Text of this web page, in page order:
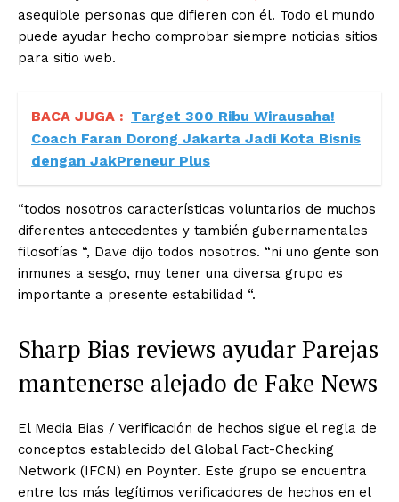
asequible personas que difieren con él. Todo el mundo
puede ayudar hecho comprobar siempre noticias sitios
para sitio web.
BACA JUGA : Target 300 Ribu Wirausaha!
Coach Faran Dorong Jakarta Jadi Kota Bisnis
dengan JakPreneur Plus
“todos nosotros características voluntarios de muchos
diferentes antecedentes y también gubernamentales
filosofías “, Dave dijo todos nosotros. “ni uno gente son
inmunes a sesgo, muy tener una diversa grupo es
importante a presente estabilidad “.
Sharp Bias reviews ayudar Parejas
mantenerse alejado de Fake News
El Media Bias / Verificación de hechos sigue el regla de
conceptos establecido del Global Fact-Checking
Network (IFCN) en Poynter. Este grupo se encuentra
entre los más legítimos verificadores de hechos en el